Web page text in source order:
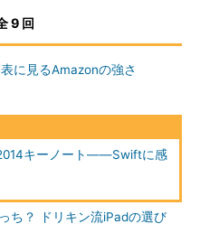
9 回
に見るAmazonの強さ
キーノート――Swiftに感
ち？ ドリキン流iPadの選び